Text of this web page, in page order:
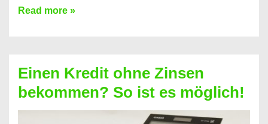
Ist
Festvertrag
für
jeden
Read more »
Einen Kredit ohne Zinsen
bekommen? So ist es möglich!